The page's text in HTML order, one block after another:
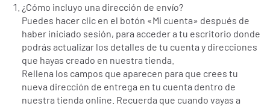
¿Cómo incluyo una dirección de envío?
Puedes hacer clic en el botón «Mi cuenta» después de
haber iniciado sesión, para acceder a tu escritorio donde
podrás actualizar los detalles de tu cuenta y direcciones
que hayas creado en nuestra tienda.
Rellena los campos que aparecen para que crees tu
nueva dirección de entrega en tu cuenta dentro de
nuestra tienda online. Recuerda que cuando vayas a